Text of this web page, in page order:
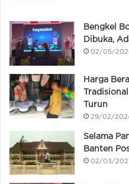
Bengkel
Dibuka,
02/05/
Harga
Turun
29/02/
Selama
Banten
02/03/2021